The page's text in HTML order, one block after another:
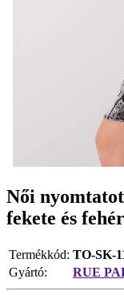
Női
fekete és fehér
Termékkód: TO-SK-
Gyártó:
RUE